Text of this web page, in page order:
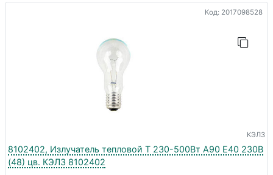
Код: 2017098528
КЭЛЗ
8102402, Излучатель тепловой Т 230-500Вт А90 E40 230В
(48) цв. КЭЛЗ 8102402